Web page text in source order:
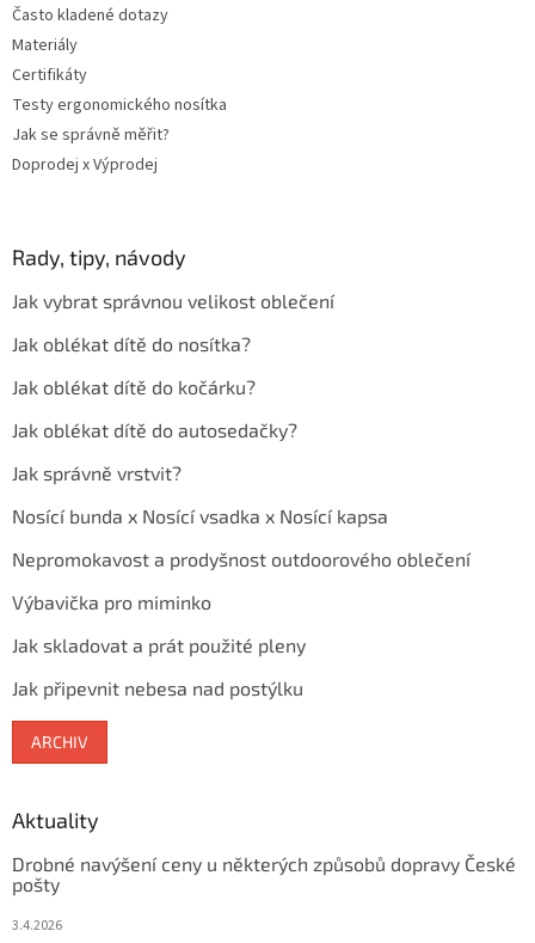
Často kladené dotazy
Materiály
Certifikáty
Testy ergonomického nosítka
Jak se správně měřit?
Doprodej x Výprodej
Rady, tipy, návody
Jak vybrat správnou velikost oblečení
Jak oblékat dítě do nosítka?
Jak oblékat dítě do kočárku?
Jak oblékat dítě do autosedačky?
Jak správně vrstvit?
Nosící bunda x Nosící vsadka x Nosící kapsa
Nepromokavost a prodyšnost outdoorového oblečení
Výbavička pro miminko
Jak skladovat a prát použité pleny
Jak připevnit nebesa nad postýlku
ARCHIV
Aktuality
Drobné navýšení ceny u některých způsobů dopravy České
pošty
3.4.2026